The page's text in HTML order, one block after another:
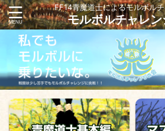
FF14青魔道士によるモルボル
モルボルチャレ